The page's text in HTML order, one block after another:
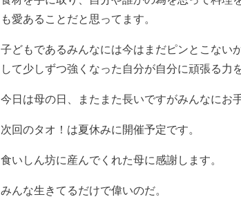
も愛あることだと思ってます。
子どもであるみんなには今はまだピンとこない
して少しずつ強くなった自分が自分に頑張る力
今日は母の日、またまた長いですがみんなにお
次回のタオ！は夏休みに開催予定です。
食いしん坊に産んでくれた母に感謝します。
みんな生きてるだけで偉いのだ。